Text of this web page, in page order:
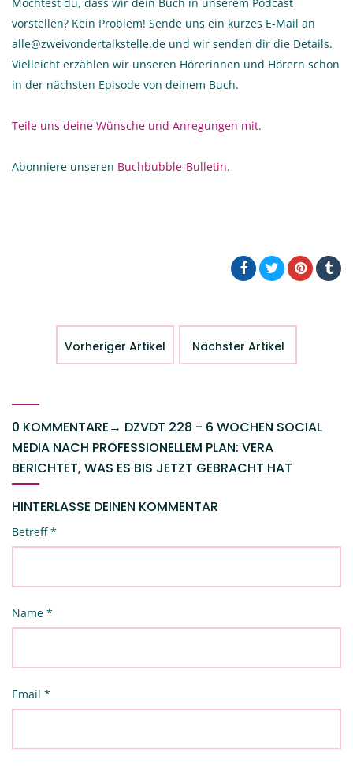
vorstellen? Kein Problem! Sende uns ein kurzes E-Mail an
alle@zweivondertalkstelle.de und wir senden dir die Details.
Vielleicht erzählen wir unseren Hörerinnen und Hörern schon
in der nächsten Episode von deinem Buch.
Teile uns deine Wünsche und Anregungen mit.
Abonniere unseren Buchbubble-Bulletin.
Vorheriger Artikel Nächster Artikel
0 KOMMENTARE→ DZVDT 228 - 6 WOCHEN SOCIAL
MEDIA NACH PROFESSIONELLEM PLAN: VERA
BERICHTET, WAS ES BIS JETZT GEBRACHT HAT
HINTERLASSE DEINEN KOMMENTAR
Betreff*
Name *
Email *